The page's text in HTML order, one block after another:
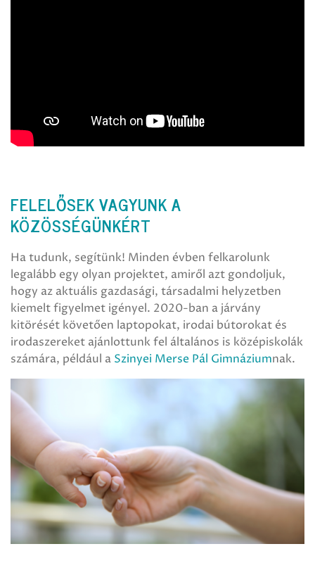
FELELŐSEK VAGYUNK A
KÖZÖSSÉGÜNKÉRT
Ha tudunk, segítünk! Minden évben felkarolunk
legalább egy olyan projektet, amiről azt gondoljuk,
hogy az aktuális gazdasági, társadalmi helyzetben
kiemelt figyelmet igényel. 2020-ban a járvány
kitörését követően laptopokat, irodai bútorokat és
irodaszereket ajánlottunk fel általános is középiskolák
számára, például a Szinyei Merse Pál Gimnáziumnak.